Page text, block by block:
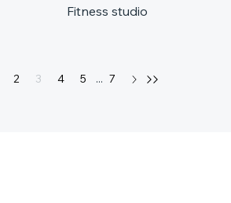
Fitness studio
2 3 4 5 ... 7